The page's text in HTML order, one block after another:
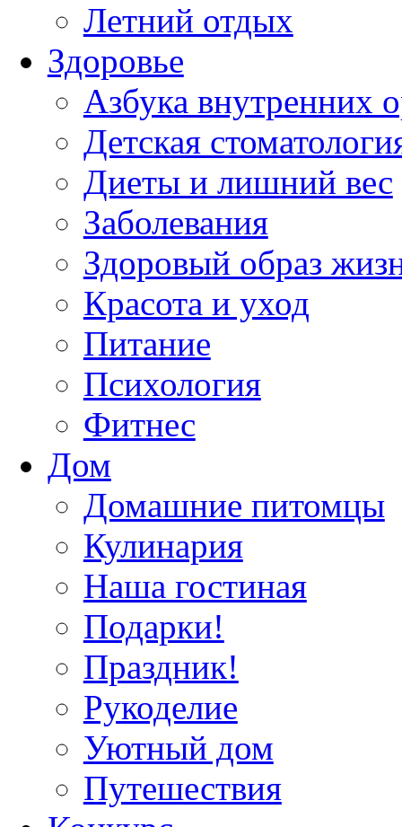
Летний отдых
Здоровье
Азбука внутренних
Детская
Диеты и лишний вес
Заболевания
Здоровый образ
Красота и уход
Питание
Психология
Фитнес
Дом
Домашние питомцы
Кулинария
Наша гостиная
Подарки!
Праздник!
Рукоделие
Уютный дом
Путешествия